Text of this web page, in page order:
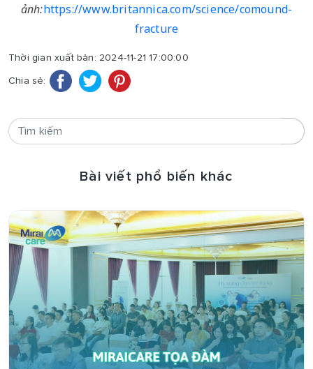
ảnh:https://www.britannica.com/science/comound-
fracture
Thời gian xuất bản: 2024-11-21 17:00:00
Chia sẻ:
Bài viết phổ biến khác